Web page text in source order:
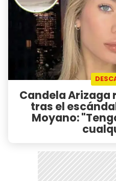
Candela Arizaga
tras el
Moyano: